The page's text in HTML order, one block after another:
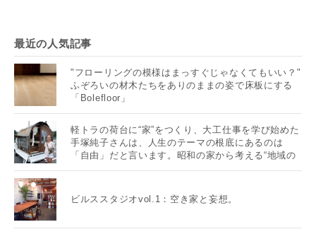
最近の人気記事
"フローリングの模様はまっすぐじゃなくてもいい？"
ふぞろいの材木たちをありのままの姿で床板にする
「Bolefloor」
軽トラの荷台に“家”をつくり、大工仕事を学び始めた
手塚純子さんは、人生のテーマの根底にあるのは
「自由」だと言います。昭和の家から考える“地域の
ビルススタジオvol.1：空き家と妄想。